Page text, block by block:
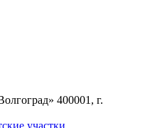
400001, г.
участки